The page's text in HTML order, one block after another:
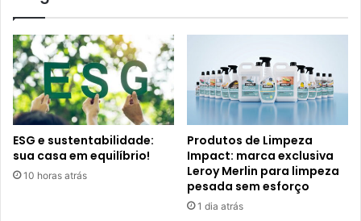
ESG e sustentabilidade:
sua casa em equilíbrio!
10 horas atrás
Produtos de Limpeza
Impact: marca exclusiva
Leroy Merlin para limpeza
pesada sem esforço
1 dia atrás